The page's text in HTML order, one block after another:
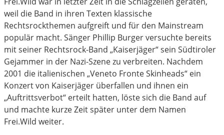
weil die Band in ihren Texten klassische
Rechtsrockthemen aufgreift und für den Mainstream
populär macht. Sänger Phillip Burger versuchte bereits
mit seiner Rechtsrock-Band „Kaiserjäger“ sein Südtiroler
Gejammer in der Nazi-Szene zu verbreiten. Nachdem
2001 die italienischen „Veneto Fronte Skinheads“ ein
Konzert von Kaiserjäger überfallen und ihnen ein
„Auftrittsverbot“ erteilt hatten, löste sich die Band auf
und machte kurze Zeit später unter dem Namen
Frei.Wild weiter.